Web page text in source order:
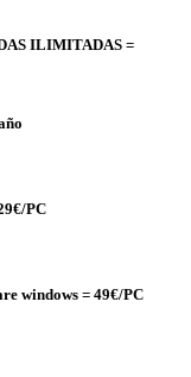
ILIMITADAS =
/PC
windows = 49€/PC